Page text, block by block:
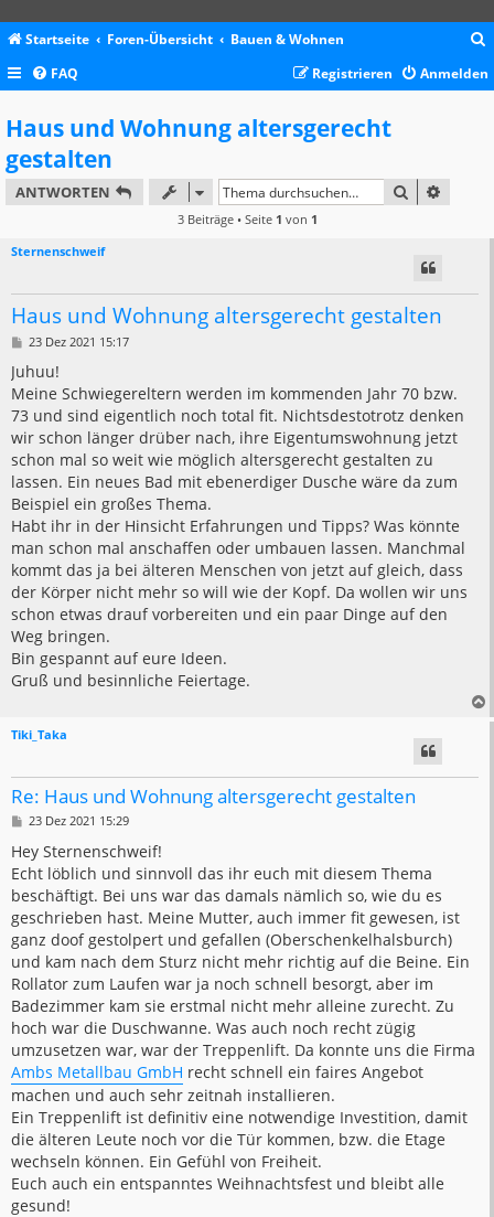
Startseite Foren-Übersicht Bauen & Wohnen
c
FAQ Anmelden
Registrieren
Haus und Wohnung altersgerecht
gestalten
ANTWORTEN SUCHE
3 Beiträge • Seite 1 von 1
Sternenschweif
Haus und Wohnung altersgerecht gestalten
B
i
r
a
g
23 Dez 2021 15:17
Juhuu!
Meine Schwiegereltern werden im kommenden Jahr 70 bzw.
73 und sind eigentlich noch total fit. Nichtsdestotrotz denken
wir schon länger drüber nach, ihre Eigentumswohnung jetzt
schon mal so weit wie möglich altersgerecht gestalten zu
lassen. Ein neues Bad mit ebenerdiger Dusche wäre da zum
Beispiel ein großes Thema.
Habt ihr in der Hinsicht Erfahrungen und Tipps? Was könnte
man schon mal anschaffen oder umbauen lassen. Manchmal
kommt das ja bei älteren Menschen von jetzt auf gleich, dass
der Körper nicht mehr so will wie der Kopf. Da wollen wir uns
schon etwas drauf vorbereiten und ein paar Dinge auf den
Weg bringen.
Bin gespannt auf eure Ideen.
Gruß und besinnliche Feiertage.
Tiki_Taka
Re: Haus und Wohnung altersgerecht gestalten
B
i
t
r
a
g
23 Dez 2021 15:29
Hey Sternenschweif!
Echt löblich und sinnvoll das ihr euch mit diesem Thema
beschäftigt. Bei uns war das damals nämlich so, wie du es
geschrieben hast. Meine Mutter, auch immer fit gewesen, ist
ganz doof gestolpert und gefallen (Oberschenkelhalsburch)
und kam nach dem Sturz nicht mehr richtig auf die Beine. Ein
Rollator zum Laufen war ja noch schnell besorgt, aber im
Badezimmer kam sie erstmal nicht mehr alleine zurecht. Zu
hoch war die Duschwanne. Was auch noch recht zügig
umzusetzen war, war der Treppenlift. Da konnte uns die Firma
Ambs Metallbau GmbH recht schnell ein faires Angebot
machen und auch sehr zeitnah installieren.
Ein Treppenlift ist definitiv eine notwendige Investition, damit
die älteren Leute noch vor die Tür kommen, bzw. die Etage
wechseln können. Ein Gefühl von Freiheit.
Euch auch ein entspanntes Weihnachtsfest und bleibt alle
gesund!